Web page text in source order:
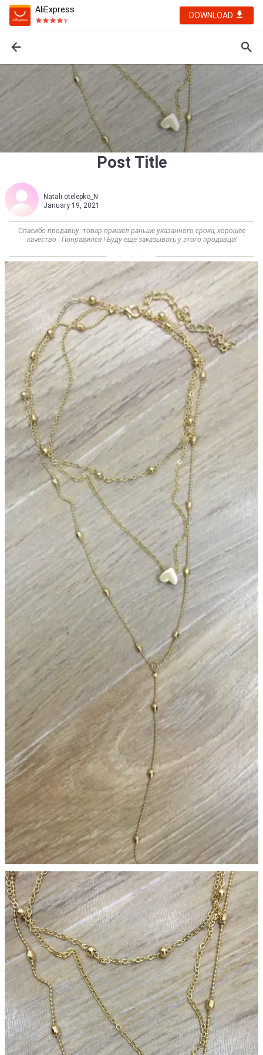
AliExpress
DOWNLOAD
Post Title
Natali.otelepko_N
January 19, 2021
Спасибо продавцу: товар пришёл раньше указанного срока, хорошее
качество . Понравился ! Буду ещё заказывать у этого продавца!